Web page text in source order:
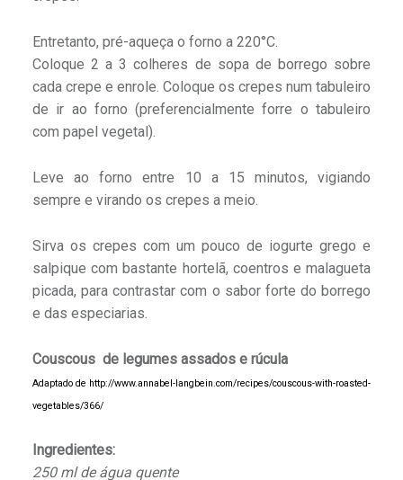
Entretanto, pré-aqueça o forno a 220°C.
Coloque 2 a 3 colheres de sopa de borrego sobre
cada crepe e enrole. Coloque os crepes num tabuleiro
de ir ao forno (preferencialmente forre o tabuleiro
com papel vegetal).
Leve ao forno entre 10 a 15 minutos, vigiando
sempre e virando os crepes a meio.
Sirva os crepes com um pouco de iogurte grego e
salpique com bastante hortelã, coentros e malagueta
picada, para contrastar com o sabor forte do borrego
e das especiarias.
Couscous de legumes assados e rúcula
Adaptado de http://www.annabel-langbein.com/recipes/couscous-with-roasted-
vegetables/366/
Ingredientes:
250 ml de água quente